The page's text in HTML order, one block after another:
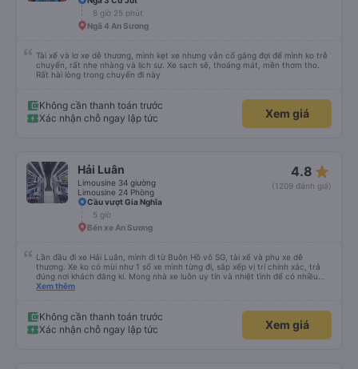
8 giờ 25 phút
Ngã 4 An Sương
Tài xế và lơ xe dễ thương, mình kẹt xe nhưng vẫn cố gắng đợi để mình ko trễ
chuyến, rất nhẹ nhàng và lịch sự. Xe sạch sẽ, thoáng mát, mền thơm tho.
Rất hài lòng trong chuyến đi này
Không cần thanh toán trước
Xác nhận chỗ ngay lập tức
Xem giá
Hải Luân
Limousine 34 giường
Limousine 24 Phòng
4.8 star_rate
(1209 đánh giá)
Cầu vượt Gia Nghĩa
5 giờ
Bến xe An Sương
Lần đầu đi xe Hải Luân, mình đi từ Buôn Hồ vô SG, tài xế và phụ xe dễ
thương. Xe ko có mùi như 1 số xe mình từng đi, sắp xếp vị trí chính xác, trả
đúng nơi khách đăng kí. Mong nhà xe luôn uy tín và nhiệt tình để có nhiều
khách hàng hơn nữa
Xem thêm
Không cần thanh toán trước
Xác nhận chỗ ngay lập tức
Xem giá